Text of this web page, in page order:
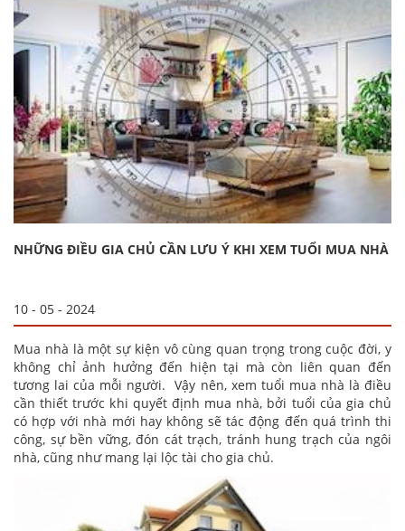
NHỮNG ĐIỀU GIA CHỦ CẦN LƯU Ý KHI XEM TUỔI MUA NHÀ
10 - 05 - 2024
Mua nhà là một sự kiện vô cùng quan trọng trong cuộc đời, y
không chỉ ảnh hưởng đến hiện tại mà còn liên quan đến
tương lai của mỗi người. Vậy nên, xem tuổi mua nhà là điều
cần thiết trước khi quyết định mua nhà, bởi tuổi của gia chủ
có hợp với nhà mới hay không sẽ tác động đến quá trình thi
công, sự bền vững, đón cát trạch, tránh hung trạch của ngôi
nhà, cũng như mang lại lộc tài cho gia chủ.